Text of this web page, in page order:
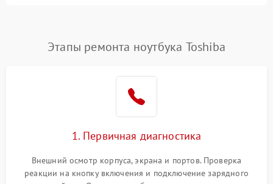
невозможность зарядки,
2500 ₽ Подробнее →
2000 ₽
Перегрев из‑за пыли,
неисправности кулера
Этапы ремонта ноутбука Toshiba
1. Первичная диагностика
Внешний осмотр корпуса, экрана и портов. Проверка
реакции на кнопку включения и подключение зарядного